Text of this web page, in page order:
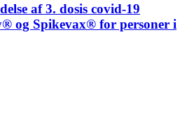
af 3. dosis covid-19
og Spikevax® for personer i